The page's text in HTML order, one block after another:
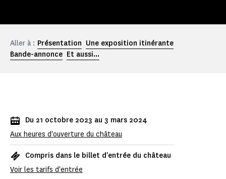
Aller à : Présentation Une exposition itinérante
Bande-annonce Et aussi...
Du 21 octobre 2023 au 3 mars 2024
Aux heures d'ouverture du château
Compris dans le billet d'entrée du château
Voir les tarifs d'entrée